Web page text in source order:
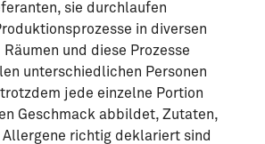
sie durchlaufen
in diversen
Räumen und diese Prozesse
unterschiedlichen Personen
jede einzelne Portion
Geschmack abbildet, Zutaten,
Allergene richtig deklariert sind